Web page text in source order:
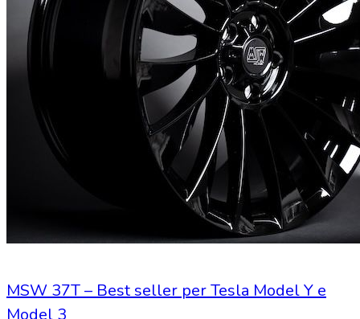
MSW 37T – Best seller per Tesla Model Y e
Model 3